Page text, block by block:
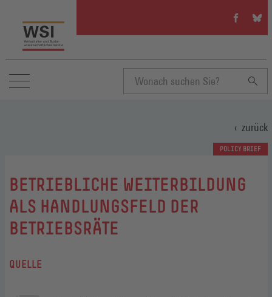
WSI
auf
(Öffnet
in
einem
neuen
WSI
auf
in
zurück
POLICY BRIEF
:
BETRIEBLICHE WEITERBILDUNG
ALS HANDLUNGSFELD DER
BETRIEBSRÄTE
QUELLE